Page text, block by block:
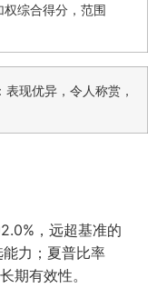
权综合得分，范围
现优异，令人称赏，
，远超基准的
力；夏普比率
期有效性。